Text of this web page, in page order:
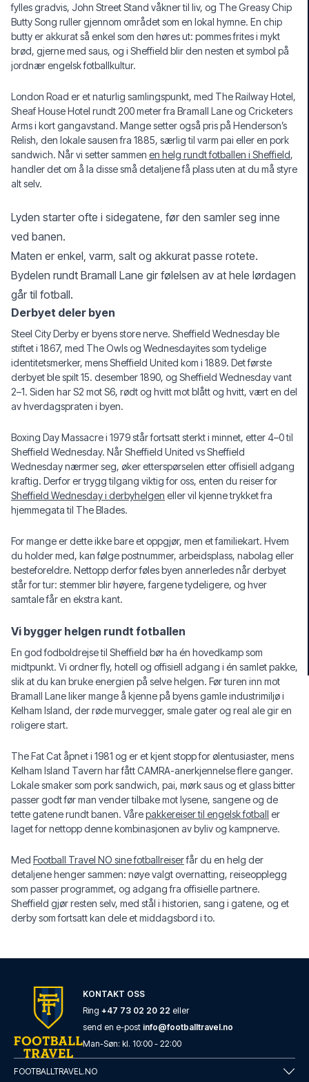
fylles gradvis, John Street Stand våkner til liv, og The Greasy Chip
Butty Song ruller gjennom området som en lokal hymne. En chip
butty er akkurat så enkel som den høres ut: pommes frites i mykt
brød, gjerne med saus, og i Sheffield blir den nesten et symbol på
jordnær engelsk fotballkultur.
London Road er et naturlig samlingspunkt, med The Railway Hotel,
Sheaf House Hotel rundt 200 meter fra Bramall Lane og Cricketers
Arms i kort gangavstand. Mange setter også pris på Henderson’s
Relish, den lokale sausen fra 1885, særlig til varm pai eller en pork
sandwich. Når vi setter sammen en helg rundt fotballen i Sheffield,
handler det om å la disse små detaljene få plass uten at du må styre
alt selv.
Lyden starter ofte i sidegatene, før den samler seg inne
ved banen.
Maten er enkel, varm, salt og akkurat passe rotete.
Bydelen rundt Bramall Lane gir følelsen av at hele lørdagen
går til fotball.
Derbyet deler byen
Steel City Derby er byens store nerve. Sheffield Wednesday ble
stiftet i 1867, med The Owls og Wednesdayites som tydelige
identitetsmerker, mens Sheffield United kom i 1889. Det første
derbyet ble spilt 15. desember 1890, og Sheffield Wednesday vant
2–1. Siden har S2 mot S6, rødt og hvitt mot blått og hvitt, vært en del
av hverdagspraten i byen.
Boxing Day Massacre i 1979 står fortsatt sterkt i minnet, etter 4–0 til
Sheffield Wednesday. Når Sheffield United vs Sheffield
Wednesday nærmer seg, øker etterspørselen etter offisiell adgang
kraftig. Derfor er trygg tilgang viktig for oss, enten du reiser for
Sheffield Wednesday i derbyhelgen eller vil kjenne trykket fra
hjemmegata til The Blades.
For mange er dette ikke bare et oppgjør, men et familiekart. Hvem
du holder med, kan følge postnummer, arbeidsplass, nabolag eller
besteforeldre. Nettopp derfor føles byen annerledes når derbyet
står for tur: stemmer blir høyere, fargene tydeligere, og hver
samtale får en ekstra kant.
Vi bygger helgen rundt fotballen
En god fodboldrejse til Sheffield bør ha én hovedkamp som
midtpunkt. Vi ordner fly, hotell og offisiell adgang i én samlet pakke,
slik at du kan bruke energien på selve helgen. Før turen inn mot
Bramall Lane liker mange å kjenne på byens gamle industrimiljø i
Kelham Island, der røde murvegger, smale gater og real ale gir en
roligere start.
The Fat Cat åpnet i 1981 og er et kjent stopp for ølentusiaster, mens
Kelham Island Tavern har fått CAMRA-anerkjennelse flere ganger.
Lokale smaker som pork sandwich, pai, mørk saus og et glass bitter
passer godt før man vender tilbake mot lysene, sangene og de
tette gatene rundt banen. Vårepakkereiser til engelsk fotball er
laget for nettopp denne kombinasjonen av byliv og kampnerve.
Med Football Travel NO sine fotballreiserfår du en helg der
detaljene henger sammen: nøye valgt overnatting, reiseopplegg
som passer programmet, og adgang fra offisielle partnere.
Sheffield gjør resten selv, med stål i historien, sang i gatene, og et
derby som fortsatt kan dele et middagsbord i to.
KONTAKT OSS
Ring +47 73 02 20 22 eller
send en e-post info@footballtravel.no
Man-Søn: kl. 10:00 - 22:00
FOOTBALLTRAVEL.NO